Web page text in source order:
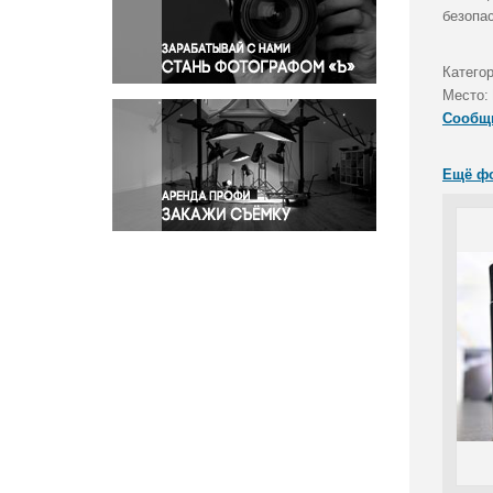
Правосудие
Происшествия и конфликты
Религия
Светская жизнь
Спорт
Экология
Экономика и бизнес
Место:
Ещё